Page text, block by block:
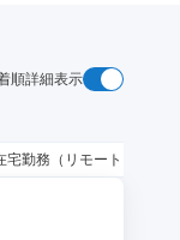
順詳細表示
宅勤務（リモートワーク）